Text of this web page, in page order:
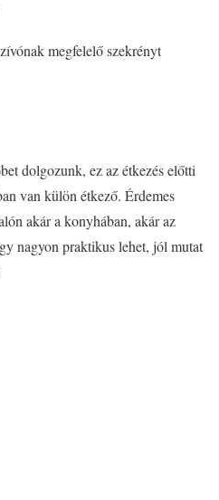
megfelelő szekrényt
dolgozunk, ez az étkezés előtti
van külön étkező. Érdemes
akár a konyhában, akár az
nagyon praktikus lehet, jól mutat